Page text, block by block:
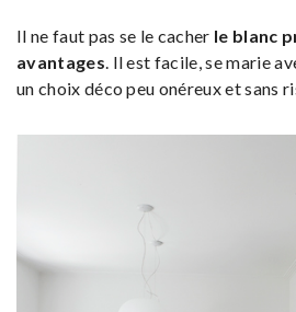
Il ne faut pas se le cacher le blanc
avantages. Il est facile, se marie
un choix déco peu onéreux et sans